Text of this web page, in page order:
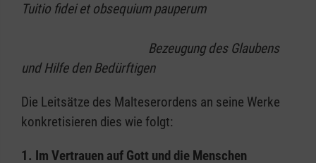
Tuitio fidei et obsequium pauperum
Bezeugung des Glaubens
und Hilfe den Bedürftigen
Die Leitsätze des Malteserordens an seine Werke
konkretisieren dies wie folgt:
1. Im Vertrauen auf Gott und die Menschen